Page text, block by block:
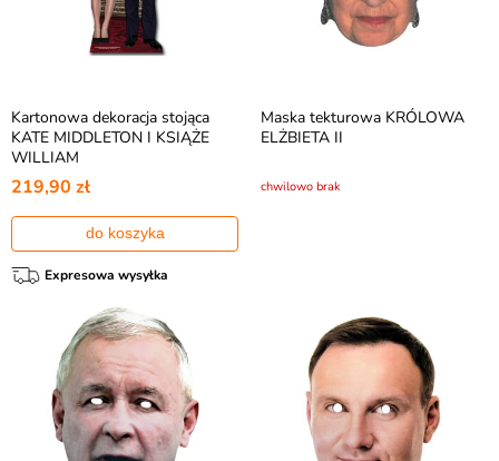
Kartonowa dekoracja stojąca
KATE MIDDLETON I KSIĄŻE
WILLIAM
219,90 zł
do koszyka
Expresowa wysyłka
Maska tekturowa KRÓLOWA
ELŻBIETA II
chwilowo brak